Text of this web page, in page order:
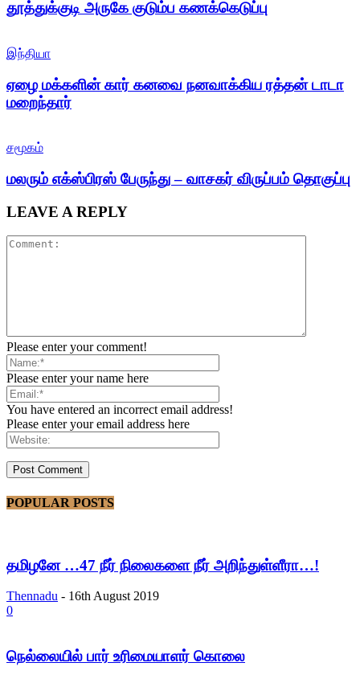
தூத்துக்குடி அருகே குடும்ப கணக்கெடுப்பு
இந்தியா
ஏழை மக்களின் கார் கனவை நனவாக்கிய ரத்தன் டாடா
மறைந்தார்
சமூகம்
மலரும் எக்ஸ்பிரஸ் பேருந்து – வாசகர் விருப்பம் தொகுப்பு
LEAVE A REPLY
Please enter your comment!
Please enter your name here
You have entered an incorrect email address!
Please enter your email address here
POPULAR POSTS
தமிழனே …47 நீர் நிலைகளை நீர் அறிந்துள்ளீரா…!
Thennadu - 16th August 2019
0
நெல்லையில் பார் உரிமையாளர் கொலை